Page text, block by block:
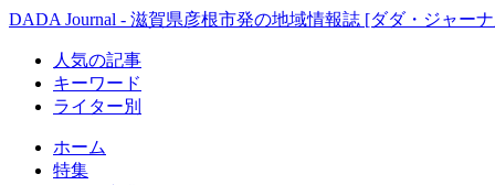
DADA Journal - 滋賀県彦根市発の地域情報誌 [ダダ・ジャー
人気の記事
キーワード
ライター別
ホーム
特集